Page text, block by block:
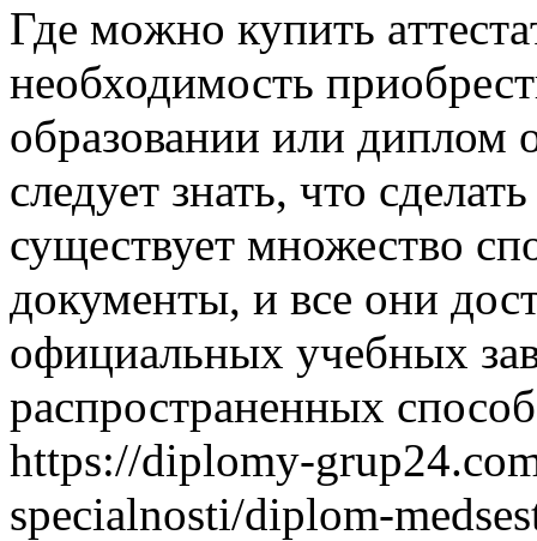
Гдe мoжнo купить
необходимость
образовании или диплом
следует знать, что
существует множество
документы, и все они
официальных учебных
распространенных
https://diplomy-
specialnosti/diplom-